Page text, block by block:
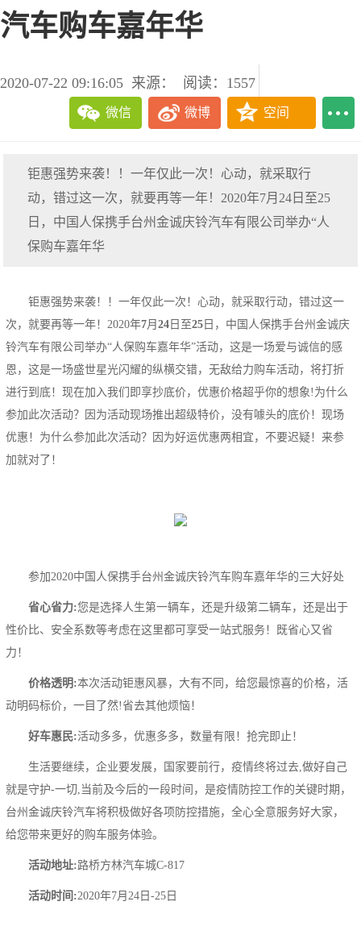
汽车购车嘉年华
2020-07-22 09:16:05 来源： 阅读：1557
微信 微博 空间
钜惠强势来袭！！一年仅此一次！心动，就采取行
动，错过这一次，就要再等一年！2020年7月24日至25
日，中国人保携手台州金诚庆铃汽车有限公司举办“人
保购车嘉年华
钜惠强势来袭！！一年仅此一次！心动，就采取行动，错过这一
次，就要再等一年！2020年7月24 日至25 日，中国人保携手台州金诚庆
铃汽车有限公司举办“人保购车嘉年华”活动，这是一场爱与诚信的感
恩，这是一场盛世星光闪耀的纵横交错，无敌给力购车活动，将打折
进行到底！现在加入我们即享抄底价，优惠价格超乎你的想象!为什么
参加此次活动？因为活动现场推出超级特价，没有噱头的底价！现场
优惠！为什么参加此次活动？因为好运优惠两相宜，不要迟疑！来参
加就对了！
参加2020中国人保携手台州金诚庆铃汽车购车嘉年华的三大好处
省心省力:您是选择人生第一辆车，还是升级第二辆车，还是出于
性价比、安全系数等考虑在这里都可享受一站式服务！既省心又省
力！
价格透明:本次活动钜惠风暴，大有不同，给您最惊喜的价格，活
动明码标价，一目了然!省去其他烦恼！
好车惠民:活动多多，优惠多多，数量有限！抢完即止！
生活要继续，企业要发展，国家要前行，疫情终将过去,做好自己
就是守护-一切,当前及今后的一段时间，是疫情防控工作的关键时期，
台州金诚庆铃汽车将积极做好各项防控措施，全心全意服务好大家，
给您带来更好的购车服务体验。
活动地址:路桥方林汽车城C-817
活动时间:2020年7月24日-25日